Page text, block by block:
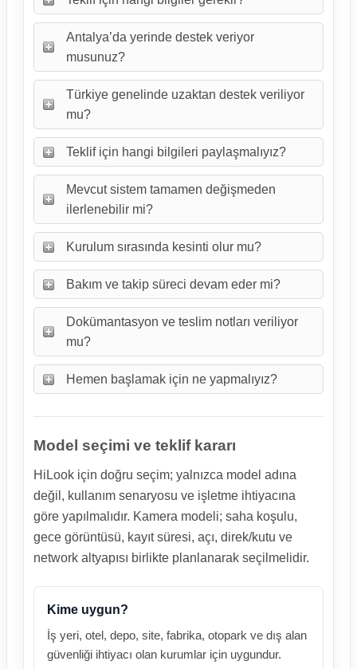
Antalya’da yerinde destek veriyor
musunuz?
Türkiye genelinde uzaktan destek veriliyor
mu?
Teklif için hangi bilgileri paylaşmalıyız?
Mevcut sistem tamamen değişmeden
ilerlenebilir mi?
Kurulum sırasında kesinti olur mu?
Bakım ve takip süreci devam eder mi?
Dokümantasyon ve teslim notları veriliyor
mu?
Hemen başlamak için ne yapmalıyız?
Model seçimi ve teklif kararı
HiLook için doğru seçim; yalnızca model adına
değil, kullanım senaryosu ve işletme ihtiyacına
göre yapılmalıdır. Kamera modeli; saha koşulu,
gece görüntüsü, kayıt süresi, açı, direk/kutu ve
network altyapısı birlikte planlanarak seçilmelidir.
Kime uygun?
İş yeri, otel, depo, site, fabrika, otopark ve dış alan
güvenliği ihtiyacı olan kurumlar için uygundur.